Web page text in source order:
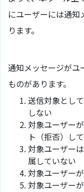
にユーザーには通
ります。
通知メッセージがユ
ものがあります。
送信対象とし
しない
対象ユーザー
ト（拒否）し
対象ユーザー
属していない
対象ユーザー
対象ユーザー